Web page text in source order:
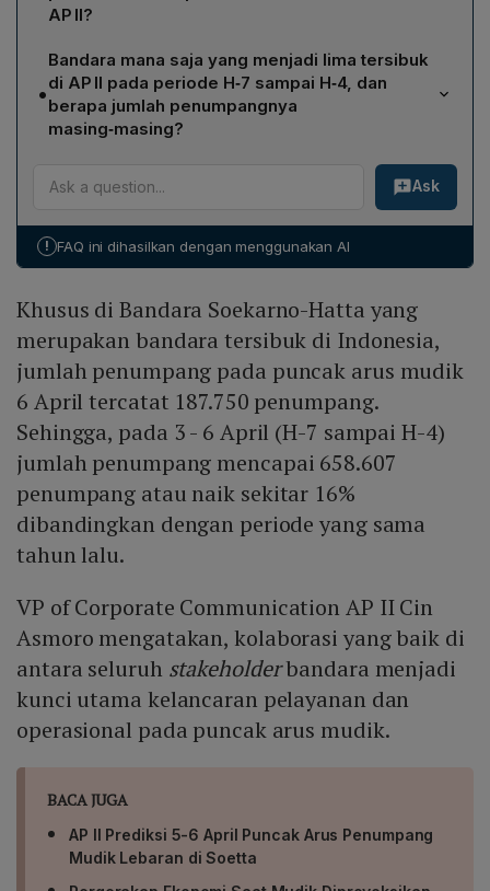
AP II?
Selama periode H‑7 hingga H‑4, rata-rata tingkat
ketepatan waktu penerbangan (on time performance)
maskapai di semua bandara AP II mencapai 95 %.
•
Bandara mana saja yang menjadi lima tersibuk
di AP II pada periode H‑7 sampai H‑4, dan
berapa jumlah penumpangnya
masing‑masing?
Lima bandara tersibuk pada H‑7 sampai H‑4 adalah: 1)
Bandara Soekarno‑Hatta – 658.607 penumpang; 2)
(Pekanbaru) – 46.320 penumpang; 4) Bandara Halim
Bandara Sultan Mahmud Badaruddin II (Palembang) –
42.125 penumpang.
Ask
! FAQ ini dihasilkan dengan menggunakan AI
Khusus di Bandara Soekarno-Hatta yang
merupakan bandara tersibuk di Indonesia,
jumlah penumpang pada puncak arus mudik
6 April tercatat 187.750 penumpang.
Sehingga, pada 3 - 6 April (H-7 sampai H-4)
jumlah penumpang mencapai 658.607
penumpang atau naik sekitar 16%
dibandingkan dengan periode yang sama
tahun lalu.
VP of Corporate Communication AP II Cin
Asmoro mengatakan, kolaborasi yang baik di
antara seluruh stakeholderbandara menjadi
kunci utama kelancaran pelayanan dan
operasional pada puncak arus mudik.
BACA JUGA
AP II Prediksi 5-6 April Puncak Arus Penumpang
Mudik Lebaran di Soetta